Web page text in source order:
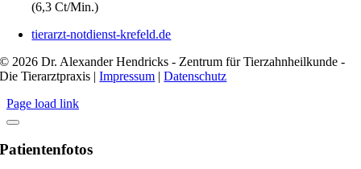
(6,3 Ct/Min.)
tierarzt-notdienst-krefeld.de
© 2026 Dr. Alexander Hendricks - Zentrum für Tierzahnheilkunde -
Die Tierarztpraxis |Impressum |Datenschutz
Page load link
Patientenfotos